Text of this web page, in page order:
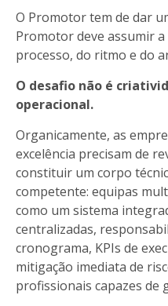
O Promotor tem de dar
Promotor deve assumir
processo, do ritmo e do
O desafio não é
operacional.
Organicamente, as
excelência precisam de
constituir um corpo
competente: equipas
como um sistema
centralizadas,
cronograma, KPIs de
mitigação imediata de
profissionais capazes de